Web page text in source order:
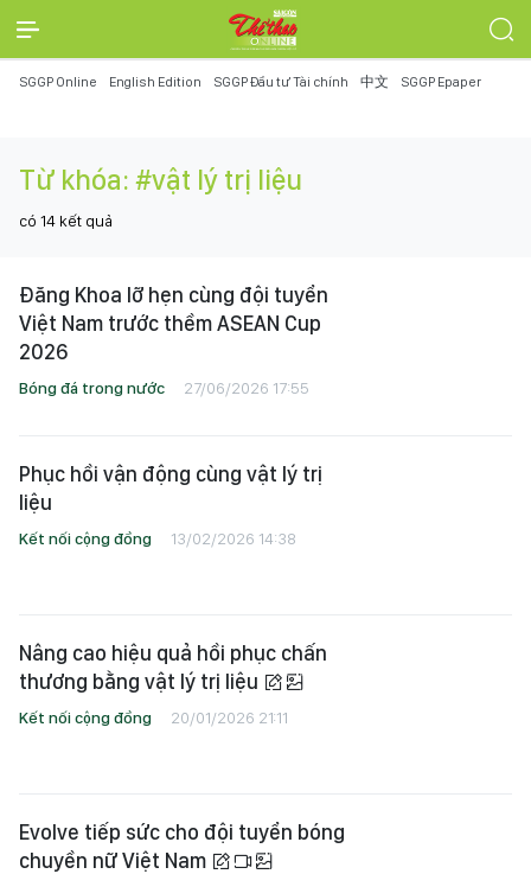
SGGP Online English Edition SGGP Đầu tư Tài chính 中文 SGGP Epaper
Từ khóa: #vật lý trị liệu
có 14 kết quả
Đăng Khoa lỡ hẹn cùng đội tuyển
Việt Nam trước thềm ASEAN Cup
2026
Bóng đá trong nước 27/06/2026 17:55
Phục hồi vận động cùng vật lý trị
liệu
Kết nối cộng đồng 13/02/2026 14:38
Nâng cao hiệu quả hồi phục chấn
thương bằng vật lý trị liệu
Kết nối cộng đồng 20/01/2026 21:11
Evolve tiếp sức cho đội tuyển bóng
chuyền nữ Việt Nam